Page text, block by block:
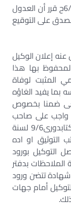
پند /6ح قرر أن العدول
على التوقيع
عنه إعلان الوكيل
بها هذا
المثبت لوفاة
بما يفيد الغاؤه
ضمنا بخصوص
واجب على صاحب
الشأن بعد عمل الإلغاء حرصا لمصلحته .) کتابدوری9/6 لسنة
التوثيق او اده
التوكيل بورود
الملاحظات بدفتر
تتضن ورود
أمام جهات